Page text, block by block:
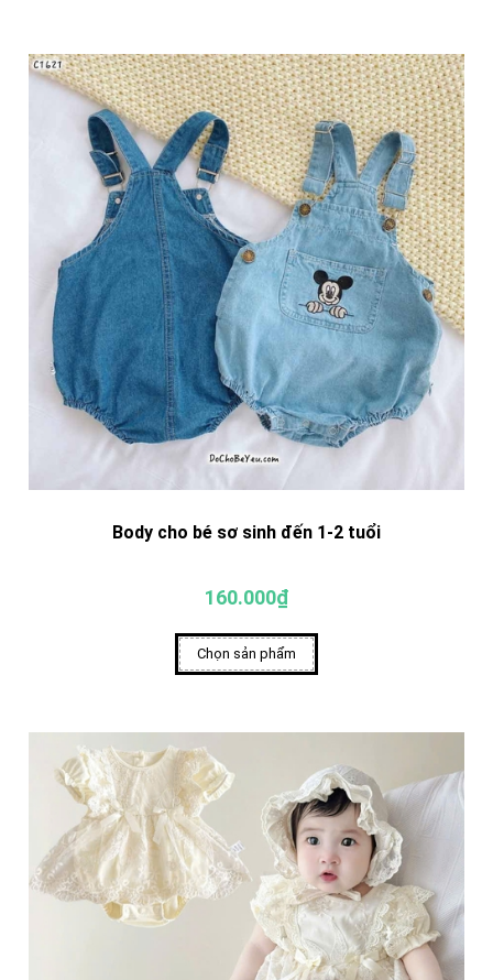
Body cho bé sơ sinh đến 1-2 tuổi
160.000₫
Chọn sản phẩm